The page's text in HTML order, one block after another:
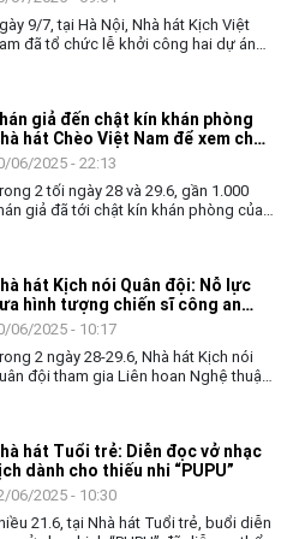
tế đã có cuộc trao đổi với Văn Hoá
hành trình hội nhập ấn tượng này.
9/7, tại Hà Nội, Nhà hát Kịch Việt
đã tổ chức lễ khởi công hai dự án
hướng đến chào mừng Kỷ niệm 80
Quốc khánh Nước Cộng hòa xã hội
nghĩa Việt Nam (02/9/1945 -
9/2025)
giả đến chật kín khán phòng
hát Chèo Việt Nam để xem chèo
“Súy Vân”
06/2025 - 22:13
2 tối ngày 28 và 29.6, gần 1.000
giả đã tới chật kín khán phòng của
chèo truyền thống Việt Nam.
hát Kịch nói Quân đội: Nỗ lực
hình tượng chiến sĩ công an
dân đến gần công chúng
06/2025 - 10:17
2 ngày 28-29.6, Nhà hát Kịch nói
đội tham gia Liên hoan Nghệ thuật
và “Nhân tình”.
hát Tuổi trẻ: Diễn đọc vở nhạc
dành cho thiếu nhi “PUPU”
06/2025 - 10:30
21.6, tại Nhà hát Tuổi trẻ, buổi diễn